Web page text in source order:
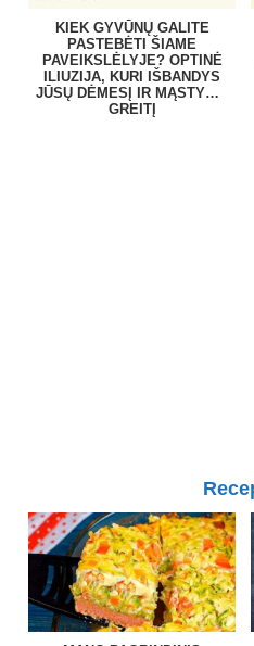
KIEK GYVŪNŲ GALITE
PASTEBĖTI ŠIAME
PAVEIKSLĖLYJE? OPTINĖ
ILIUZIJA, KURI IŠBANDYS
JŪSŲ DĖMESĮ IR MĄSTYMO
GREITĮ